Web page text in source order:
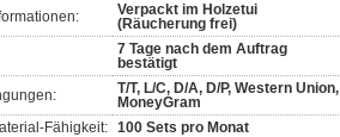
Verpackt im Holzetui
(Räucherung frei)
7 Tage nach dem Auftrag
bestätigt
T/T, L/C, D/A, D/P, Western Union,
MoneyGram
Fähigkeit: 100 Sets pro Monat